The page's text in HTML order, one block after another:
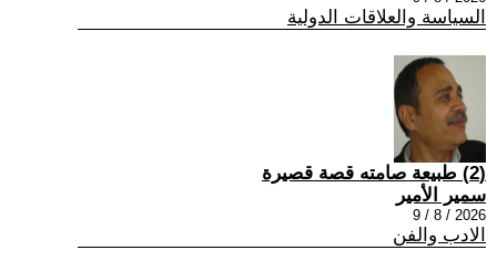
السياسة والعلاقات الدولية
(2) طبيعة صامته قصة قصيرة
سمير الأمير
2026 / 8 / 9
الادب والفن